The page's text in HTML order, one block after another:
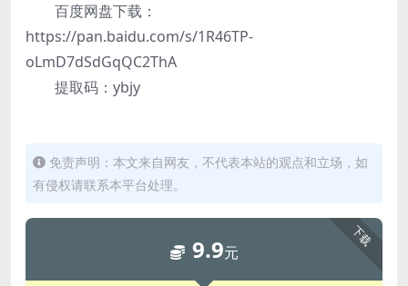
百度网盘下载：
https://pan.baidu.com/s/1R46TP-
oLmD7dSdGqQC2ThA
提取码：ybjy
免责声明：本文来自网友，不代表本站的观点和立场，如
有侵权请联系本平台处理。
下载
9.9元